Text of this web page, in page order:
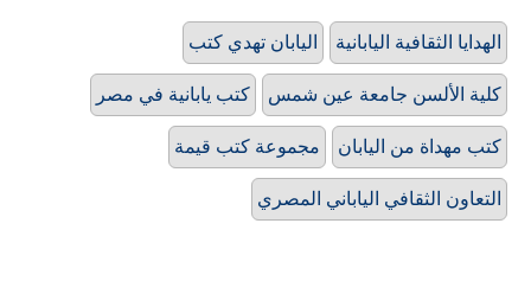
اليابان تهدي كتب الهدايا الثقافية اليابانية
كتب يابانية في مصر كلية الألسن جامعة عين شمس
مجموعة كتب قيمة كتب مهداة من اليابان
التعاون الثقافي الياباني المصري